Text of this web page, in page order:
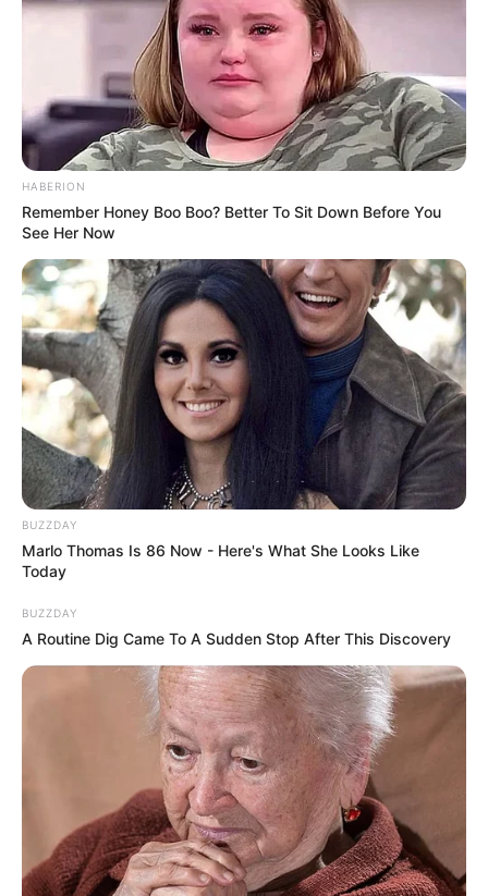
HABERION
Remember Honey Boo Boo? Better To Sit Down Before You
See Her Now
BUZZDAY
Marlo Thomas Is 86 Now - Here's What She Looks Like
Today
BUZZDAY
A Routine Dig Came To A Sudden Stop After This Discovery